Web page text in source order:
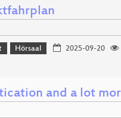
Hörsaal 2025-09-20
and a lot